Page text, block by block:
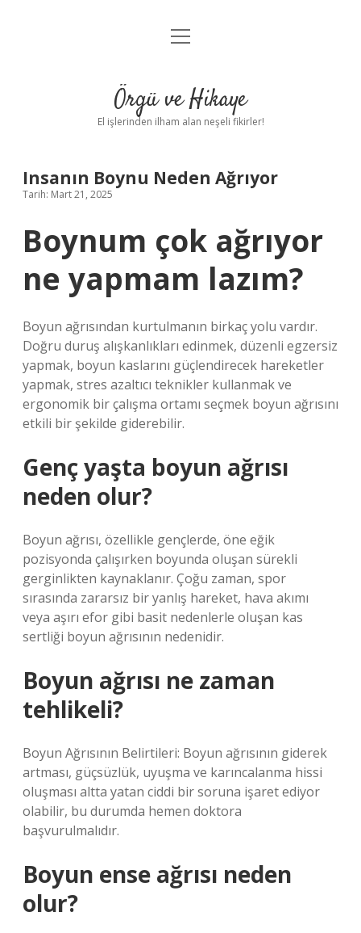
Anasayfa
Yasal Uyarı
menüyü
Örgü ve Hikaye
El işlerinden ilham alan neşeli fikirler!
Insanın Boynu Neden Ağrıyor
Tarih: Mart 21, 2025
Boynum çok ağrıyor
ne yapmam lazım?
Boyun ağrısından kurtulmanın birkaç yolu vardır.
Doğru duruş alışkanlıkları edinmek, düzenli egzersiz
yapmak, boyun kaslarını güçlendirecek hareketler
yapmak, stres azaltıcı teknikler kullanmak ve
ergonomik bir çalışma ortamı seçmek boyun ağrısını
etkili bir şekilde giderebilir.
Genç yaşta boyun ağrısı
neden olur?
Boyun ağrısı, özellikle gençlerde, öne eğik
pozisyonda çalışırken boyunda oluşan sürekli
gerginlikten kaynaklanır. Çoğu zaman, spor
sırasında zararsız bir yanlış hareket, hava akımı
veya aşırı efor gibi basit nedenlerle oluşan kas
sertliği boyun ağrısının nedenidir.
Boyun ağrısı ne zaman
tehlikeli?
Boyun Ağrısının Belirtileri: Boyun ağrısının giderek
artması, güçsüzlük, uyuşma ve karıncalanma hissi
oluşması altta yatan ciddi bir soruna işaret ediyor
olabilir, bu durumda hemen doktora
başvurulmalıdır.
Boyun ense ağrısı neden
olur?